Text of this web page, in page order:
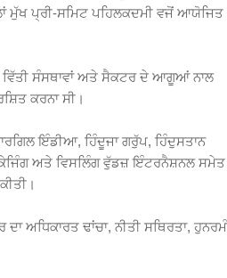
ਮੁੱਖ ਪ੍ਰੀ-ਸਮਿਟ ਪਹਿਲਕਦਮੀ ਵਜੋਂ ਆਯੋਜਿਤ
ਸੰਸਥਾਵਾਂ ਅਤੇ ਸੈਕਟਰ ਦੇ ਆਗੂਆਂ ਨਾਲ
ਕਰਨਾ ਸੀ।
ਇੰਡੀਆ, ਹਿੰਦੂਜਾ ਗਰੁੱਪ, ਹਿੰਦੁਸਤਾਨ
ਅਤੇ ਵਿਸਲਿੰਗ ਵੁੱਡਜ਼ ਇੰਟਰਨੈਸ਼ਨਲ ਸਮੇਤ
ਅਧਿਕਾਰਤ ਢਾਂਚਾ, ਨੀਤੀ ਸਥਿਰਤਾ,